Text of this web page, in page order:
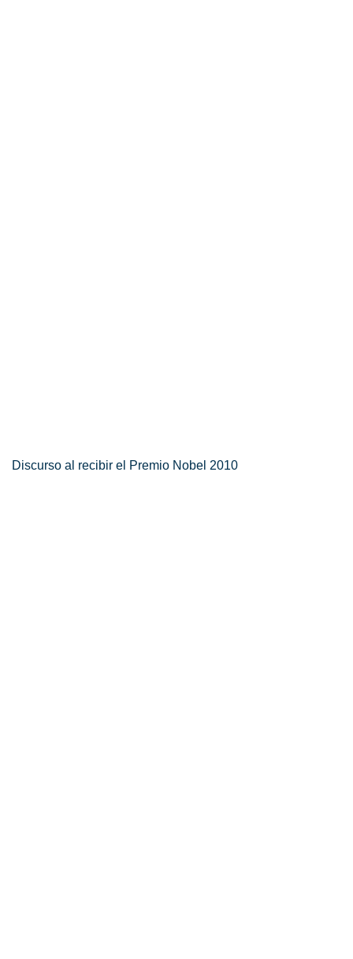
Discurso al recibir el Premio Nobel 2010